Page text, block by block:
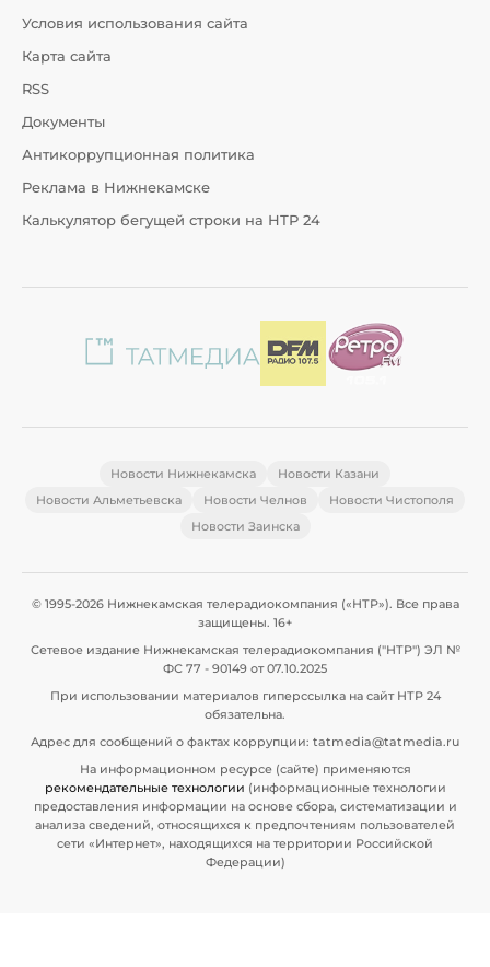
Условия использования сайта
Карта сайта
RSS
Документы
Антикоррупционная политика
Реклама в Нижнекамске
Калькулятор бегущей строки на НТР 24
Новости Нижнекамска
Новости Казани
Новости Альметьевска
Новости Челнов
Новости Чистополя
Новости Заинска
© 1995-2026 Нижнекамская телерадиокомпания («НТР»). Все права
защищены. 16+
Сетевое издание Нижнекамская телерадиокомпания ("НТР") ЭЛ №
ФС 77 - 90149 от 07.10.2025
При использовании материалов гиперссылка на сайт НТР 24
обязательна.
Адрес для сообщений о фактах коррупции: tatmedia@tatmedia.ru
На информационном ресурсе (сайте) применяются
рекомендательные технологии (информационные технологии
предоставления информации на основе сбора, систематизации и
анализа сведений, относящихся к предпочтениям пользователей
сети «Интернет», находящихся на территории Российской
Федерации)